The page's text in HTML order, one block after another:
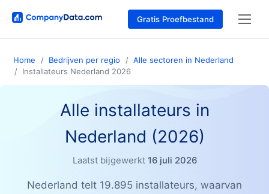
Gratis Proefbestand
Home Bedrijven per regio
Alle sectoren in Nederland
Installateurs Nederland 2026
Alle installateurs in
Nederland (2026)
Laatst bijgewerkt 16 juli 2026
Nederland telt 19.895 installateurs, waarvan